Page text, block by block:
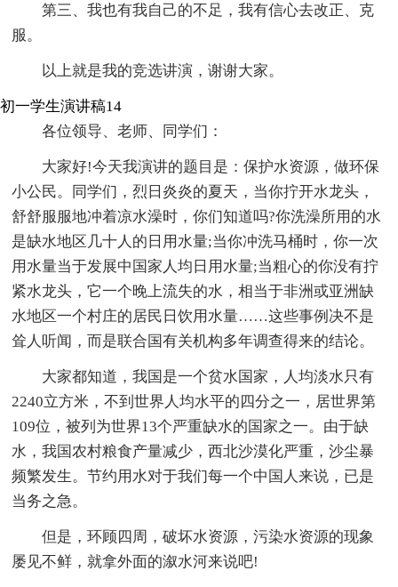
第三、我也有我自己的不足，我有信心去改正、克
服。
以上就是我的竞选讲演，谢谢大家。
初一学生演讲稿14
各位领导、老师、同学们：
大家好!今天我演讲的题目是：保护水资源，做环保
小公民。同学们，烈日炎炎的夏天，当你拧开水龙头，
舒舒服服地冲着凉水澡时，你们知道吗?你洗澡所用的水
是缺水地区几十人的日用水量;当你冲洗马桶时，你一次
用水量当于发展中国家人均日用水量;当粗心的你没有拧
紧水龙头，它一个晚上流失的水，相当于非洲或亚洲缺
水地区一个村庄的居民日饮用水量……这些事例决不是
耸人听闻，而是联合国有关机构多年调查得来的结论。
大家都知道，我国是一个贫水国家，人均淡水只有
2240立方米，不到世界人均水平的四分之一，居世界第
109位，被列为世界13个严重缺水的国家之一。由于缺
水，我国农村粮食产量减少，西北沙漠化严重，沙尘暴
频繁发生。节约用水对于我们每一个中国人来说，已是
当务之急。
但是，环顾四周，破坏水资源，污染水资源的现象
屡见不鲜，就拿外面的溆水河来说吧!